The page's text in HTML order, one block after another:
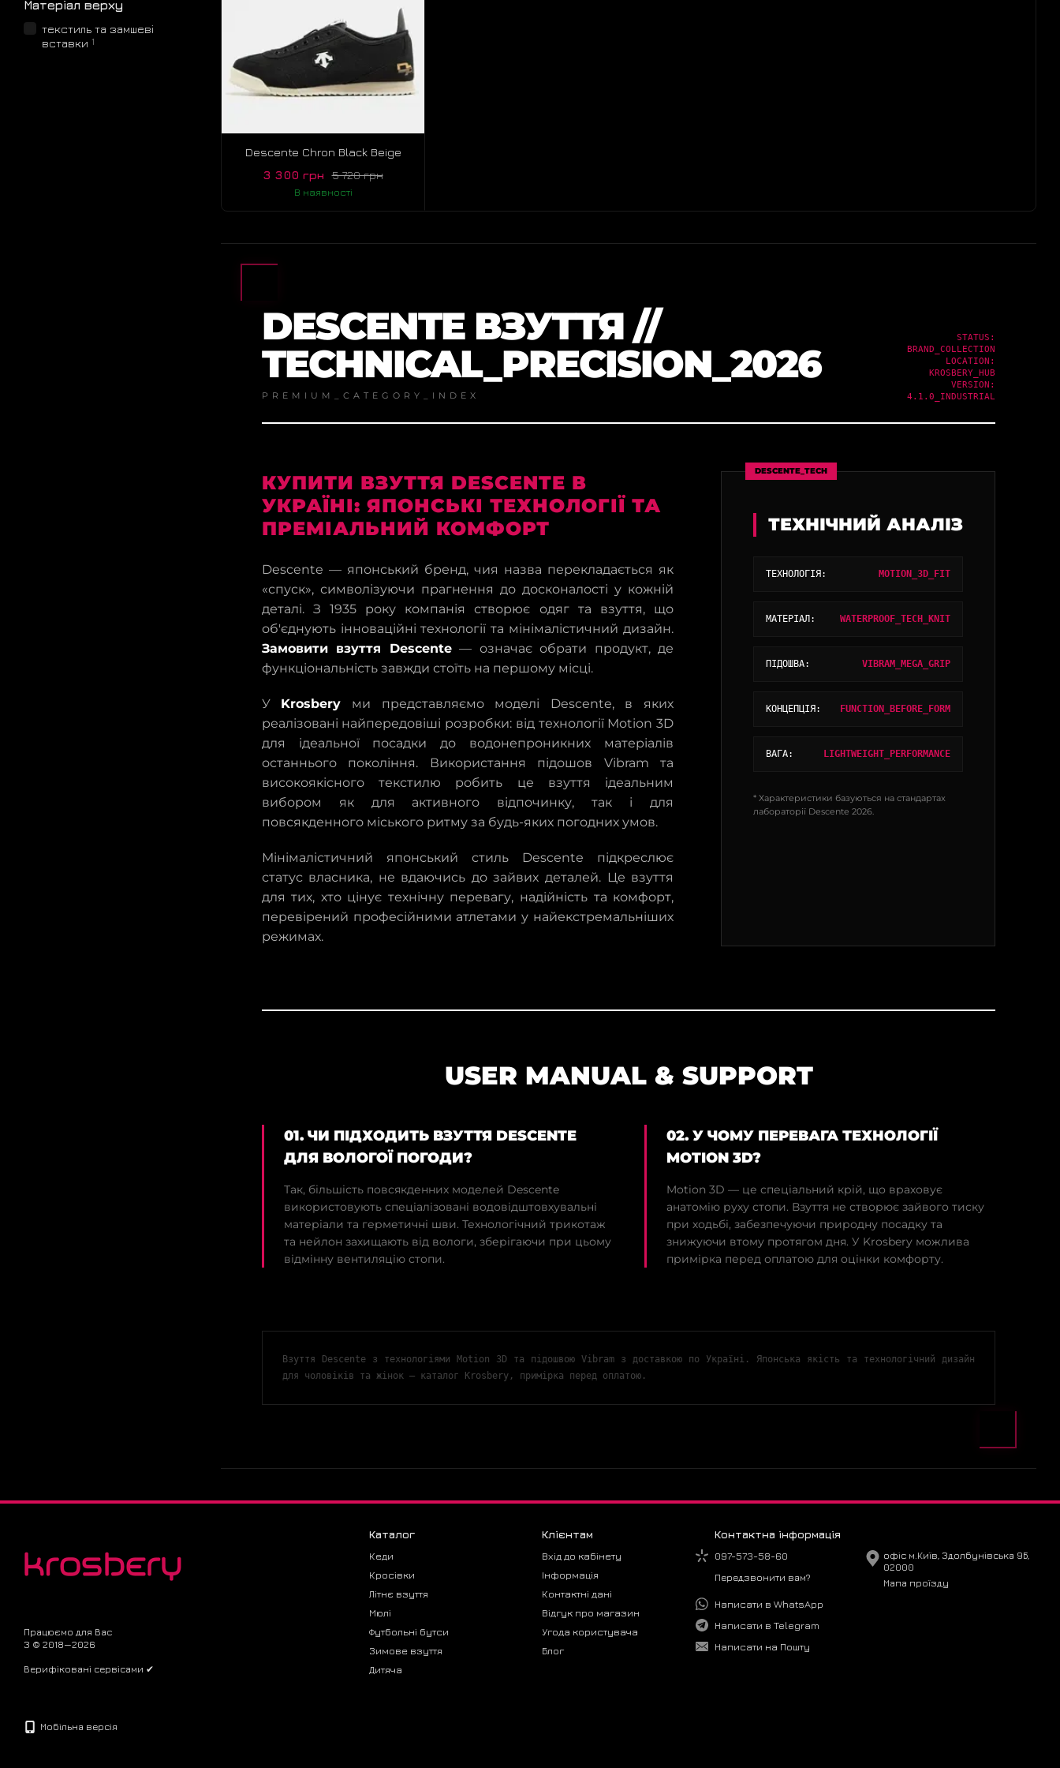
DESCENTE ВЗУТТЯ //
TECHNICAL_PRECISION_2026
PREMIUM_CATEGORY_INDEX
STATUS:
BRAND_COLLECTION
LOCATION:
KROSBERY_HUB
VERSION:
4.1.0_INDUSTRIAL
КУПИТИ ВЗУТТЯ DESCENTE В
УКРАЇНІ: ЯПОНСЬКІ ТЕХНОЛОГІЇ ТА
ПРЕМІАЛЬНИЙ КОМФОРТ
Descente — японський бренд, чия назва перекладається як
«спуск», символізуючи прагнення до досконалості у кожній
деталі. З 1935 року компанія створює одяг та взуття, що
об'єднують інноваційні технології та мінімалістичний дизайн.
Замовити взуття Descente— означає обрати продукт, де
функціональність завжди стоїть на першому місці.
У Krosbery ми представляємо моделі Descente, в яких
реалізовані найпередовіші розробки: від технології Motion 3D
для ідеальної посадки до водонепроникних матеріалів
останнього покоління. Використання підошов Vibram та
високоякісного текстилю робить це взуття ідеальним
вибором як для активного відпочинку, так і для
повсякденного міського ритму за будь-яких погодних умов.
Мінімалістичний японський стиль Descente підкреслює
статус власника, не вдаючись до зайвих деталей. Це взуття
для тих, хто цінує технічну перевагу, надійність та комфорт,
перевірений професійними атлетами у найекстремальніших
режимах.
DESCENTE_TECH
ТЕХНІЧНИЙ АНАЛІЗ
ТЕХНОЛОГІЯ: MOTION_3D_FIT
МАТЕРІАЛ: WATERPROOF_TECH_KNIT
ПІДОШВА: VIBRAM_MEGA_GRIP
КОНЦЕПЦІЯ: FUNCTION_BEFORE_FORM
ВАГА: LIGHTWEIGHT_PERFORMANCE
* Характеристики базуються на стандартах
лабораторії Descente 2026.
USER MANUAL & SUPPORT
01. ЧИ ПІДХОДИТЬ ВЗУТТЯ DESCENTE
ДЛЯ ВОЛОГОЇ ПОГОДИ?
Так, більшість повсякденних моделей Descente
використовують спеціалізовані водовідштовхувальні
матеріали та герметичні шви. Технологічний трикотаж
та нейлон захищають від вологи, зберігаючи при цьому
відмінну вентиляцію стопи.
02. У ЧОМУ ПЕРЕВАГА ТЕХНОЛОГІЇ
MOTION 3D?
Motion 3D — це спеціальний крій, що враховує
анатомію руху стопи. Взуття не створює зайвого тиску
при ходьбі, забезпечуючи природну посадку та
знижуючи втому протягом дня. У Krosbery можлива
примірка перед оплатою для оцінки комфорту.
Взуття Descente з технологіями Motion 3D та підошвою Vibram з доставкою по Україні. Японська якість та технологічний дизайн
для чоловіків та жінок — каталог Krosbery, примірка перед оплатою.
Descente Chron Black Beige
5 720 грн
3 300 грн
В наявності
Матеріал верху
текстиль та замшеві
вставки 1
Працюємо для Вас
З © 2018—2026
Верифіковані сервісами ✔
Мобільна версія
Каталог
Кеди
Кросівки
Літнє взуття
Мюлі
Футбольні бутси
Зимове взуття
Дитяча
Клієнтам
Вхід до кабінету
Інформація
Контактні дані
Відгук про магазин
Угода користувача
Блог
Контактна інформація
097-573-58-60
Передзвонити вам?
Написати в WhatsApp
Написати в Telegram
Написати на Пошту
офіс м.Київ, Здолбунівська 9Б,
02000
Мапа проїзду